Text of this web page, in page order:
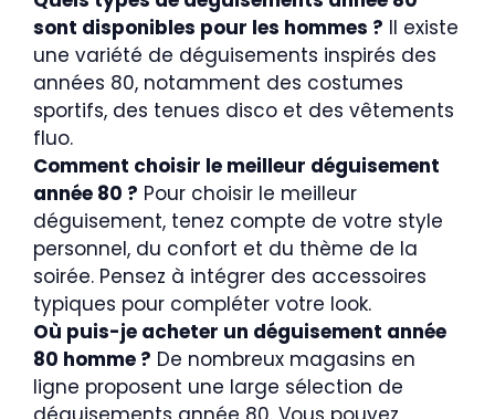
sont disponibles pour les hommes ? Il existe
une variété de déguisements inspirés des
années 80, notamment des costumes
sportifs, des tenues disco et des vêtements
fluo.
Comment choisir le meilleur déguisement
année 80 ? Pour choisir le meilleur
déguisement, tenez compte de votre style
personnel, du confort et du thème de la
soirée. Pensez à intégrer des accessoires
typiques pour compléter votre look.
Où puis-je acheter un déguisement année
80 homme ? De nombreux magasins en
ligne proposent une large sélection de